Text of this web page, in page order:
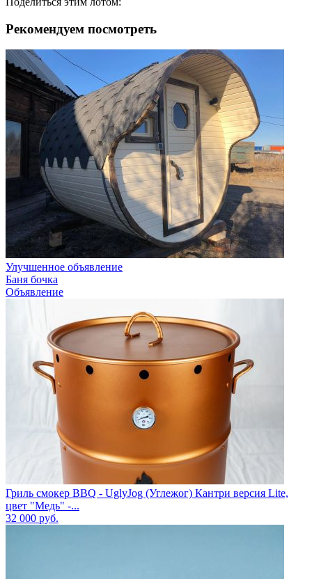
Рекомендуем посмотреть
Улучшенное объявление
Баня бочка
Объявление
Гриль смокер BBQ - UglyJog (Углежог) Кантри версия Lite,
цвет "Медь" -...
32 000 руб.